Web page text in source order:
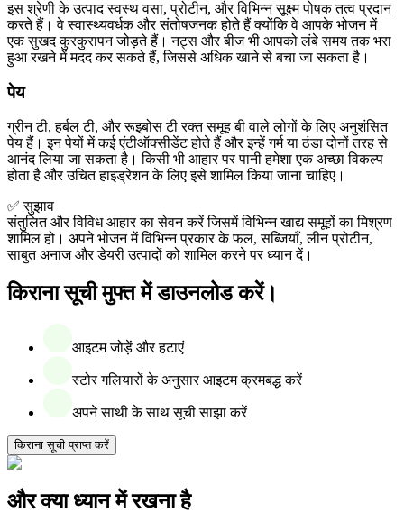
इस श्रेणी के उत्पाद स्वस्थ वसा, प्रोटीन, और विभिन्न सूक्ष्म पोषक तत्व प्रदान
करते हैं। वे स्वास्थ्यवर्धक और संतोषजनक होते हैं क्योंकि वे आपके भोजन में
एक सुखद कुरकुरापन जोड़ते हैं। नट्स और बीज भी आपको लंबे समय तक भरा
हुआ रखने में मदद कर सकते हैं, जिससे अधिक खाने से बचा जा सकता है।
पेय
ग्रीन टी, हर्बल टी, और रूइबोस टी रक्त समूह बी वाले लोगों के लिए अनुशंसित
पेय हैं। इन पेयों में कई एंटीऑक्सीडेंट होते हैं और इन्हें गर्म या ठंडा दोनों तरह से
आनंद लिया जा सकता है। किसी भी आहार पर पानी हमेशा एक अच्छा विकल्प
होता है और उचित हाइड्रेशन के लिए इसे शामिल किया जाना चाहिए।
✅ सुझाव
संतुलित और विविध आहार का सेवन करें जिसमें विभिन्न खाद्य समूहों का मिश्रण
शामिल हो। अपने भोजन में विभिन्न प्रकार के फल, सब्जियाँ, लीन प्रोटीन,
साबुत अनाज और डेयरी उत्पादों को शामिल करने पर ध्यान दें।
किराना सूची मुफ्त में डाउनलोड करें।
आइटम जोड़ें और हटाएं
स्टोर गलियारों के अनुसार आइटम क्रमबद्ध करें
अपने साथी के साथ सूची साझा करें
किराना सूची प्राप्त करें
और क्या ध्यान में रखना है